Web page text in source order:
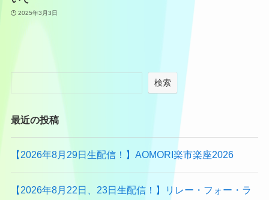
2025年3月3日
検索
最近の投稿
【2026年8月29日生配信！】AOMORI楽市楽座2026
【2026年8月22日、23日生配信！】リレー・フォー・ラ